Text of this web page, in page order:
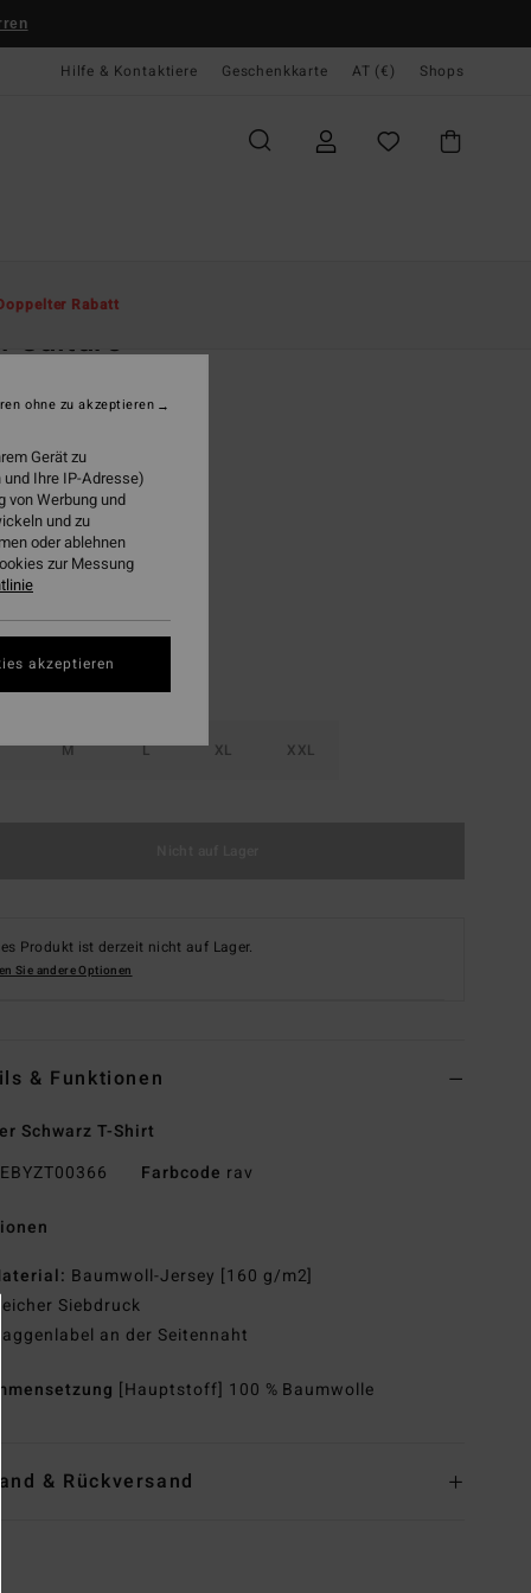
Hilfe & Kontaktiere Geschenkkarte AT (€) Shops
Rabatt
Culture
(1 Bewertungen)
RABATT EXTRA 25%
M L XL XXL
Produkt ist derzeit nicht auf Lager.
Sie andere Optionen
& Funktionen
Schwarz T-Shirt
EBYZT00366 Farbcode rav
Baumwoll-Jersey [160 g/m2]
Weicher Siebdruck
Flaggenlabel an der Seitennaht
[Hauptstoff] 100 % Baumwolle
& Rückversand
Gerät zu
Ihre IP-Adresse)
von Werbung und
und zu
oder ablehnen
zur Messung
ohne zu akzeptieren
akzeptieren